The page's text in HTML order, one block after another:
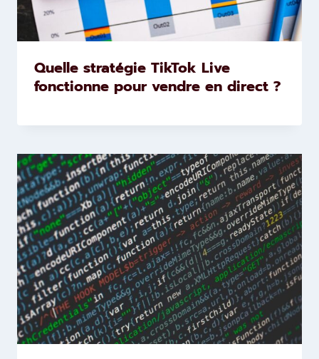
Quelle stratégie TikTok Live
fonctionne pour vendre en direct ?